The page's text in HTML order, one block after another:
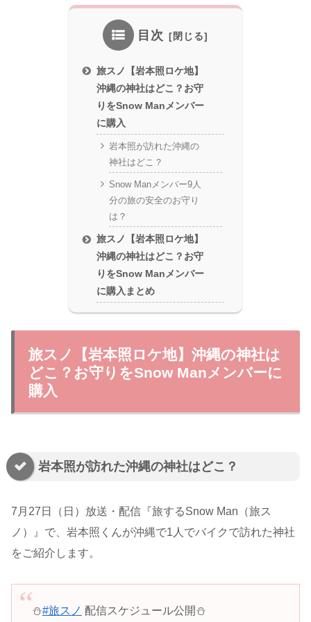
目次
旅スノ【岩本照ロケ地】
沖縄の神社はどこ？お守
りをSnow Manメンバー
に購入
岩本照が訪れた沖縄の
神社はどこ？
Snow Manメンバー9人
分の旅の安全のお守り
は？
旅スノ【岩本照ロケ地】
沖縄の神社はどこ？お守
りをSnow Manメンバー
に購入まとめ
旅スノ【岩本照ロケ地】沖縄の神社は
どこ？お守りをSnow Manメンバーに
購入
岩本照が訪れた沖縄の神社はどこ？
7月27日（日）放送・配信『旅するSnow Man（旅ス
ノ）』で、岩本照くんが沖縄で1人でバイクで訪れた神社
をご紹介します。
⛄️#旅スノ 配信スケジュール公開⛄️